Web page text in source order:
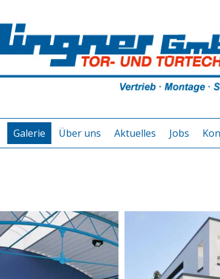
Galerie Über uns Aktuelles Jobs